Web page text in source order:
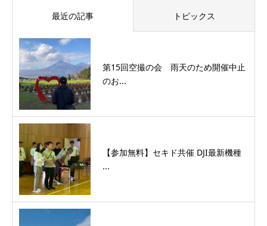
最近の記事 トピックス
第15回空撮の会 雨天のため開催中止
のお...
【参加無料】セキド共催 DJI最新機種
...